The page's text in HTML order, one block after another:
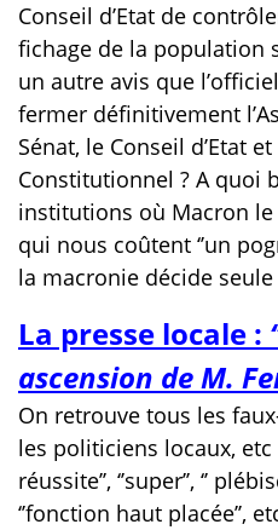
Conseil d’Etat de
fichage de la population
un autre avis que
fermer définitivement
Sénat, le Conseil d’Etat
Constitutionnel ? A quoi
institutions où Macron
qui nous coûtent ‘’un
la macronie décide
La presse locale :
ascension de M.
On retrouve tous les
les politiciens locaux, etc …
réussite’’, ‘’super’’, ‘’
‘’fonction haut placée’’,